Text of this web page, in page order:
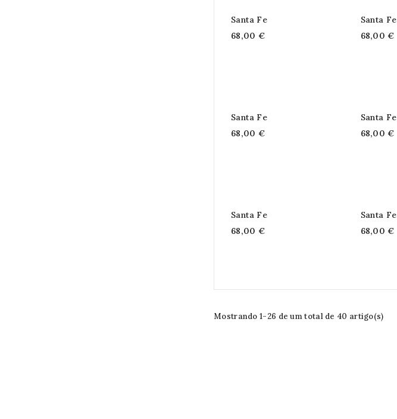
Santa Fe
68,00 €
Santa Fe
68,00 €
Santa Fe
68,00 €
Santa Fe
68,00 €
Santa Fe
68,00 €
Santa Fe
68,00 €
Mostrando 1-26 de um total de 40 artigo(s)